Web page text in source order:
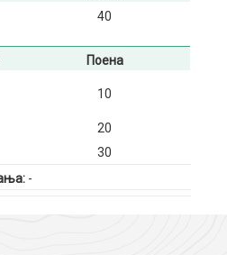
40
Поена
10
20
30
-